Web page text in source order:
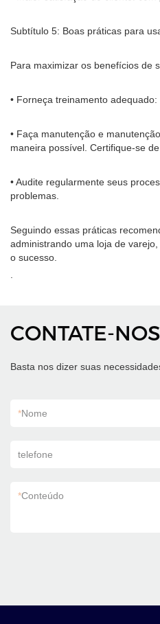
Subtítulo 5: Boas práticas para
Para maximizar os benefícios de
• Forneça treinamento
• Faça manutenção e
maneira possível. Certifique-se
• Audite regularmente seus
problemas.
Seguindo essas práticas
administrando uma loja de
o sucesso.
CONTATE-NOS
Basta nos dizer suas
*Nome
telefone
*Conteúdo